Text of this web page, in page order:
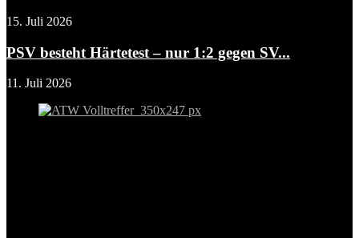
15. Juli 2026
PSV besteht Härtetest – nur 1:2 gegen SV...
11. Juli 2026